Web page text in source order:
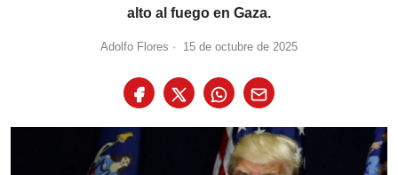
alto al fuego en Gaza.
Adolfo Flores · 15 de octubre de 2025